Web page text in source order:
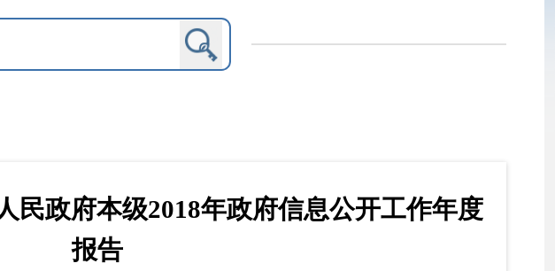
主题分类 其他
2019-03-31 20:46